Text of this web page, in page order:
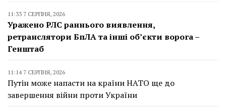
11:33 7 СЕРПНЯ, 2026
Уражено РЛС раннього виявлення,
ретранслятори БпЛА та інші об’єкти ворога –
Генштаб
11:14 7 СЕРПНЯ, 2026
Путін може напасти на країни НАТО ще до
завершення війни проти України